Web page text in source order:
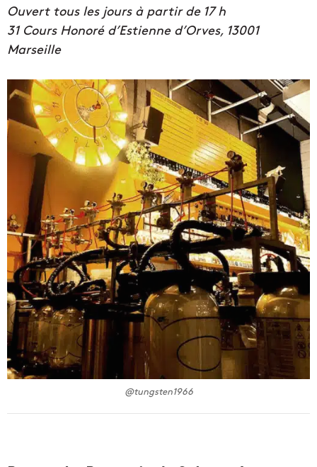
Ouvert tous les jours à partir de 17 h
31 Cours Honoré d’Estienne d’Orves, 13001
Marseille
@tungsten1966